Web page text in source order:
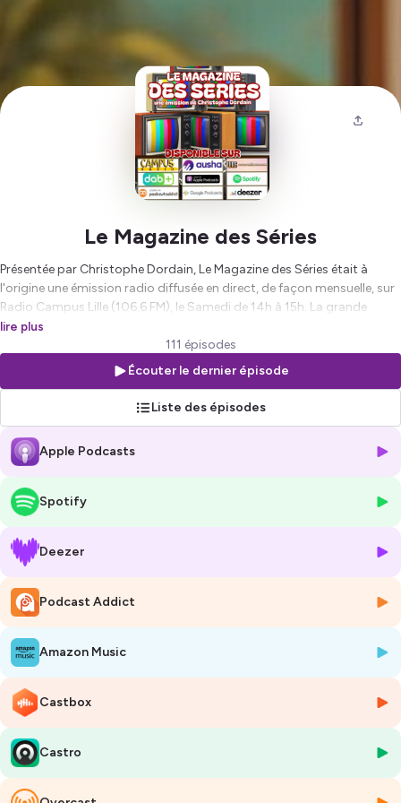
Le Magazine des Séries
Présentée par Christophe Dordain, Le Magazine des Séries était à
l'origine une émission radio diffusée en direct, de façon mensuelle, sur
Radio Campus Lille (106.6 FM), le Samedi de 14h à 15h. La grande
première eut lieu le 19 février 2005. L'émission fut ainsi diffusée
jusqu'en octobre 2019 pour un total de 16 saisons.
Consacré à l'univers du petit écran, ce programme permettait de
revenir sur les séries télévisées qui ont marqué l'histoire du petit écran,
question des sorties en Bluray et en DVD.
Le Magazine des Séries aura ensuite existé sous la forme d'un site
internet consacrée aux séries télévisées des origines à nos jours. Un
https://lemagazinedesseries.com
De nombreux dossiers, guides
des épisodes, portraits, etc. vous y attendent. Alors profitez-en !
Puis, l'émission a connu une renaissance. En effet, Le Magazine des
mensuelle, depuis le 5 octobre 2024, sur Radio Campus Lille (106.6
FM). Elle poursuit désormais son chemin et une 19ème saison est
Pour en savoir plus, consultez notre page Facebook :
des Séries
Hébergé par Ausha. Visitezausha.co/politique-de-confidentialite
pour plus d'informations.
lire plus
111 épisodes
Écouter le dernier épisode
Liste des épisodes
Apple Podcasts
Spotify
Deezer
Podcast Addict
Amazon Music
Castbox
Castro